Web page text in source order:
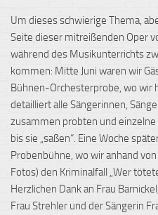
Um dieses schwierige Thema,
Seite dieser mitreißenden Oper
während des Musikunterrichts
kommen: Mitte Juni waren wir
Bühnen-Orchesterprobe, wo wir
detailliert alle Sängerinnen,
zusammen probten und
bis sie „saßen“. Eine Woche
Probenbühne, wo wir anhand
Fotos) den Kriminalfall „Wer
Herzlichen Dank an Frau
Frau Strehler und der Sängerin